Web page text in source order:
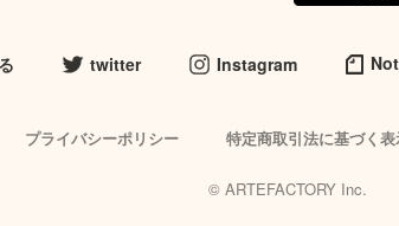
twitter Instagram
プライバシーポリシー 特定商取引法に基づく
© ARTEFACTORY Inc.